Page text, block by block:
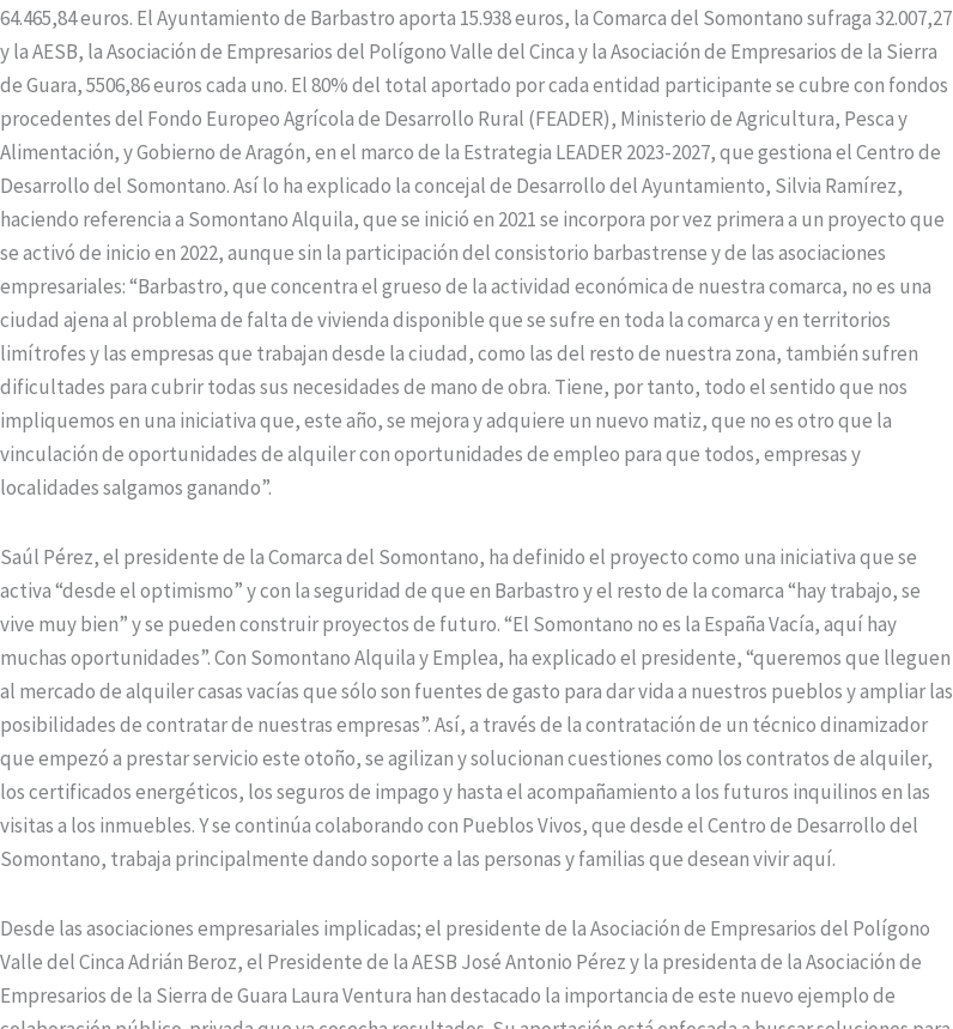
64.465,84 euros. El Ayuntamiento de Barbastro aporta 15.938 euros, la Comarca del Somontano sufraga 32.007,27
y la AESB, la Asociación de Empresarios del Polígono Valle del Cinca y la Asociación de Empresarios de la Sierra
de Guara, 5506,86 euros cada uno. El 80% del total aportado por cada entidad participante se cubre con fondos
procedentes del Fondo Europeo Agrícola de Desarrollo Rural (FEADER), Ministerio de Agricultura, Pesca y
Alimentación, y Gobierno de Aragón, en el marco de la Estrategia LEADER 2023-2027, que gestiona el Centro de
Desarrollo del Somontano. Así lo ha explicado la concejal de Desarrollo del Ayuntamiento, Silvia Ramírez,
haciendo referencia a Somontano Alquila, que se inició en 2021 se incorpora por vez primera a un proyecto que
se activó de inicio en 2022, aunque sin la participación del consistorio barbastrense y de las asociaciones
empresariales: “Barbastro, que concentra el grueso de la actividad económica de nuestra comarca, no es una
ciudad ajena al problema de falta de vivienda disponible que se sufre en toda la comarca y en territorios
limítrofes y las empresas que trabajan desde la ciudad, como las del resto de nuestra zona, también sufren
dificultades para cubrir todas sus necesidades de mano de obra. Tiene, por tanto, todo el sentido que nos
impliquemos en una iniciativa que, este año, se mejora y adquiere un nuevo matiz, que no es otro que la
vinculación de oportunidades de alquiler con oportunidades de empleo para que todos, empresas y
localidades salgamos ganando”.
Saúl Pérez, el presidente de la Comarca del Somontano, ha definido el proyecto como una iniciativa que se
activa “desde el optimismo” y con la seguridad de que en Barbastro y el resto de la comarca “hay trabajo, se
vive muy bien” y se pueden construir proyectos de futuro. “El Somontano no es la España Vacía, aquí hay
muchas oportunidades”. Con Somontano Alquila y Emplea, ha explicado el presidente, “queremos que lleguen
al mercado de alquiler casas vacías que sólo son fuentes de gasto para dar vida a nuestros pueblos y ampliar las
posibilidades de contratar de nuestras empresas”. Así, a través de la contratación de un técnico dinamizador
que empezó a prestar servicio este otoño, se agilizan y solucionan cuestiones como los contratos de alquiler,
los certificados energéticos, los seguros de impago y hasta el acompañamiento a los futuros inquilinos en las
visitas a los inmuebles. Y se continúa colaborando con Pueblos Vivos, que desde el Centro de Desarrollo del
Somontano, trabaja principalmente dando soporte a las personas y familias que desean vivir aquí.
Desde las asociaciones empresariales implicadas; el presidente de la Asociación de Empresarios del Polígono
Valle del Cinca Adrián Beroz, el Presidente de la AESB José Antonio Pérez y la presidenta de la Asociación de
Empresarios de la Sierra de Guara Laura Ventura han destacado la importancia de este nuevo ejemplo de